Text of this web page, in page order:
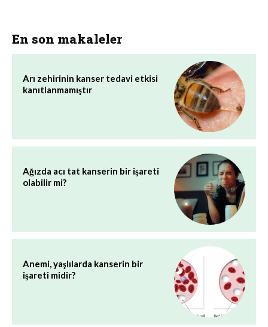
En son makaleler
Arı zehirinin kanser tedavi etkisi
kanıtlanmamıştır
Ağızda acı tat kanserin bir işareti
olabilir mi?
Anemi, yaşlılarda kanserin bir
işareti midir?